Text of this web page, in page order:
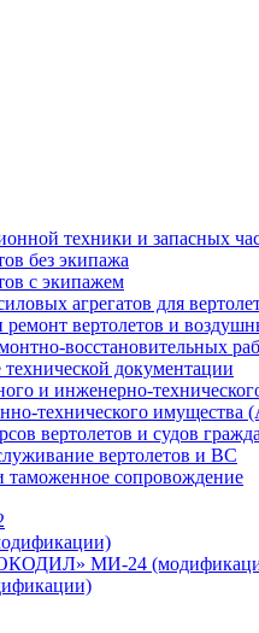
техники и запасных
без экипажа
с экипажем
агрегатов для
вертолетов и
восстановительных
документации
и инженерно-
технического имущества
вертолетов и судов
вертолетов и ВС
таможенное сопровождение
МИ-24